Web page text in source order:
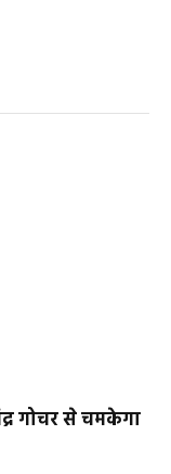
गोचर से चमकेगा